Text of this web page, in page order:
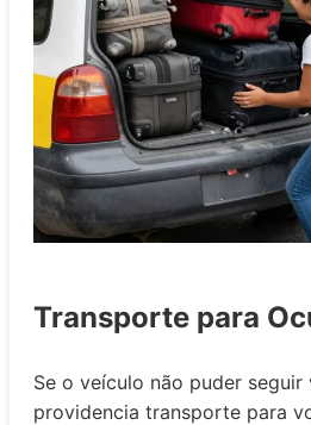
Transporte para
Se o veículo não puder seguir
providencia transporte para